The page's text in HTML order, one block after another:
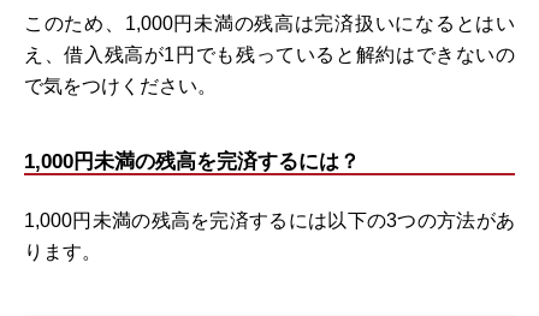
このため、1,000円未満の残高は完済扱いになるとはい
え、借入残高が1円でも残っていると解約はできないの
で気をつけください。
1,000円未満の残高を完済するには？
1,000円未満の残高を完済するには以下の3つの方法があ
ります。